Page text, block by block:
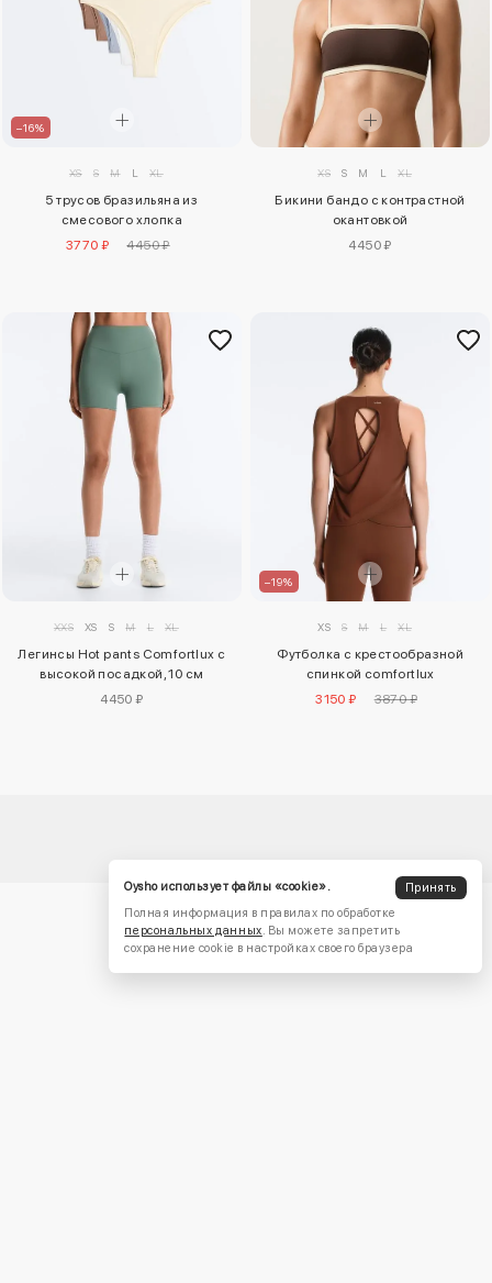
–16%
XS S M L XL
5 трусов бразильяна из
смесового хлопка
3770 ₽
4450 ₽
XS S M L XL
Бикини бандо с контрастной
окантовкой
4450 ₽
XXS XS S M L XL
Легинсы Hot pants Comfortlux с
высокой посадкой, 10 см
4450 ₽
–19%
XS S M L XL
Футболка с крестообразной
спинкой comfortlux
3150 ₽
3870 ₽
Oysho использует файлы «cookie».
Принять
Полная информация в правилах по обработке
персональных данных . Вы можете запретить
сохранение cookie в настройках своего браузера